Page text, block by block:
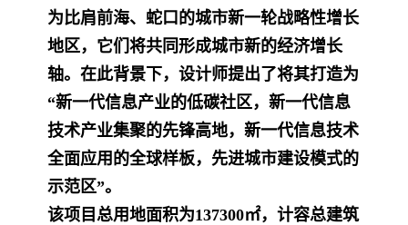
为比肩前海、蛇口的城市新一轮战略性增长
地区，它们将共同形成城市新的经济增长
轴。在此背景下，设计师提出了将其打造为
“新一代信息产业的低碳社区，新一代信息
技术产业集聚的先锋高地，新一代信息技术
全面应用的全球样板，先进城市建设模式的
示范区”。
该项目总用地面积为137300㎡，计容总建筑